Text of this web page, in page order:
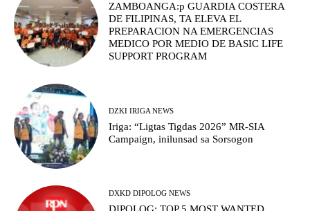
ZAMBOANGA:p GUARDIA COSTERA
DE FILIPINAS, TA ELEVA EL
PREPARACION NA EMERGENCIAS
MEDICO POR MEDIO DE BASIC LIFE
SUPPORT PROGRAM
DZKI IRIGA NEWS
Iriga: “Ligtas Tigdas 2026” MR-SIA
Campaign, inilunsad sa Sorsogon
DXKD DIPOLOG NEWS